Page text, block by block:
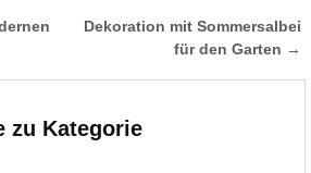
Dekoration mit Sommersalbei
für den Garten →
zu Kategorie